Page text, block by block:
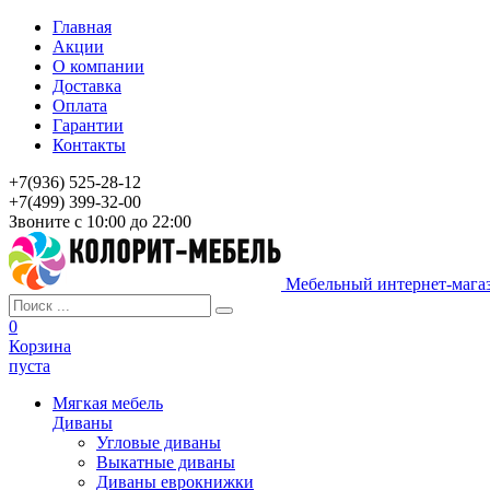
Главная
Акции
О компании
Доставка
Оплата
Гарантии
Контакты
+7(936) 525-28-12
+7(499) 399-32-00
Звоните с 10:00 до 22:00
Мебельный интернет-
0
Корзина
пуста
Мягкая мебель
Диваны
Угловые диваны
Выкатные диваны
Диваны еврокнижки